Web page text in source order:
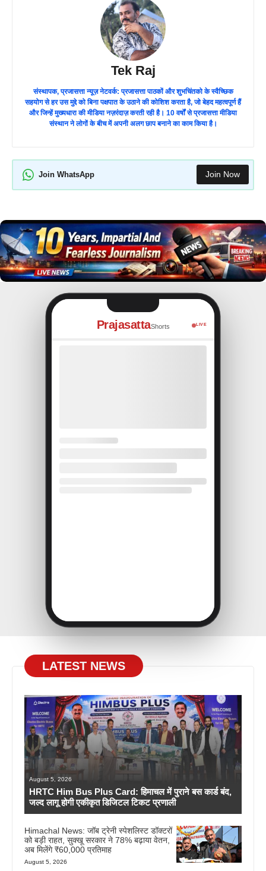
Tek Raj
संस्थापक, प्रजासत्ता न्यूज़ नेटवर्क: प्रजासत्ता पाठकों और शुभचिंतको के स्वैच्छिक
सहयोग से हर उस मुद्दे को बिना पक्षपात के उठाने की कोशिश करता है, जो बेहद महत्वपूर्ण हैं
और जिन्हें मुख्यधारा की मीडिया नज़रंदाज़ करती रही है। 10 वर्षों से प्रजासत्ता मीडिया
संस्थान ने लोगों के बीच में अपनी अलग छाप बनाने का काम किया है।
Join WhatsApp Join Now
PrajasattaShorts LIVE
LATEST NEWS
August 5, 2026
HRTC Him Bus Plus Card: हिमाचल में पुराने बस कार्ड बंद,
जल्द लागू होगी एकीकृत डिजिटल टिकट प्रणाली
Himachal News: जॉब ट्रेनी स्पेशलिस्ट डॉक्टरों
को बड़ी राहत, सुक्खू सरकार ने 78% बढ़ाया वेतन,
अब मिलेंगे ₹60,000 प्रतिमाह
August 5, 2026